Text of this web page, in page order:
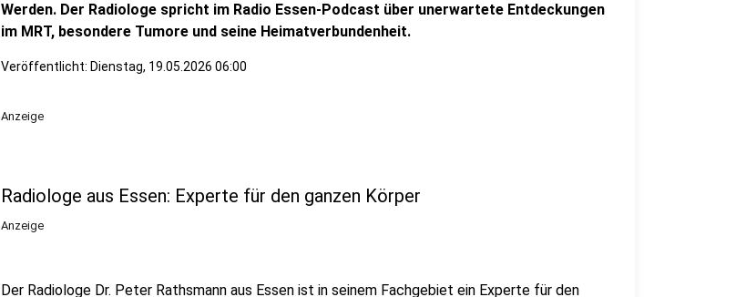
Werden. Der Radiologe spricht im Radio Essen-Podcast über unerwartete Entdeckungen
im MRT, besondere Tumore und seine Heimatverbundenheit.
Veröffentlicht: Dienstag, 19.05.2026 06:00
Anzeige
Radiologe aus Essen: Experte für den ganzen Körper
Anzeige
Der Radiologe Dr. Peter Rathsmann aus Essen ist in seinem Fachgebiet ein Experte für den